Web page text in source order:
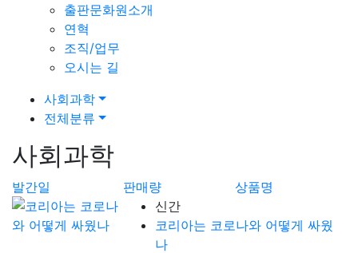
출판문화원소개
연혁
조직/업무
오시는 길
사회과학
전체분류
사회과학
발간일 판매량
상품명
신간
코리아는 코로나와 어떻게 싸웠
나